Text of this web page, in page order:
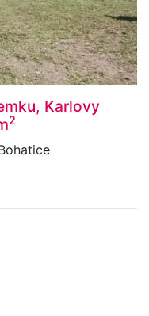
Karlovy
2